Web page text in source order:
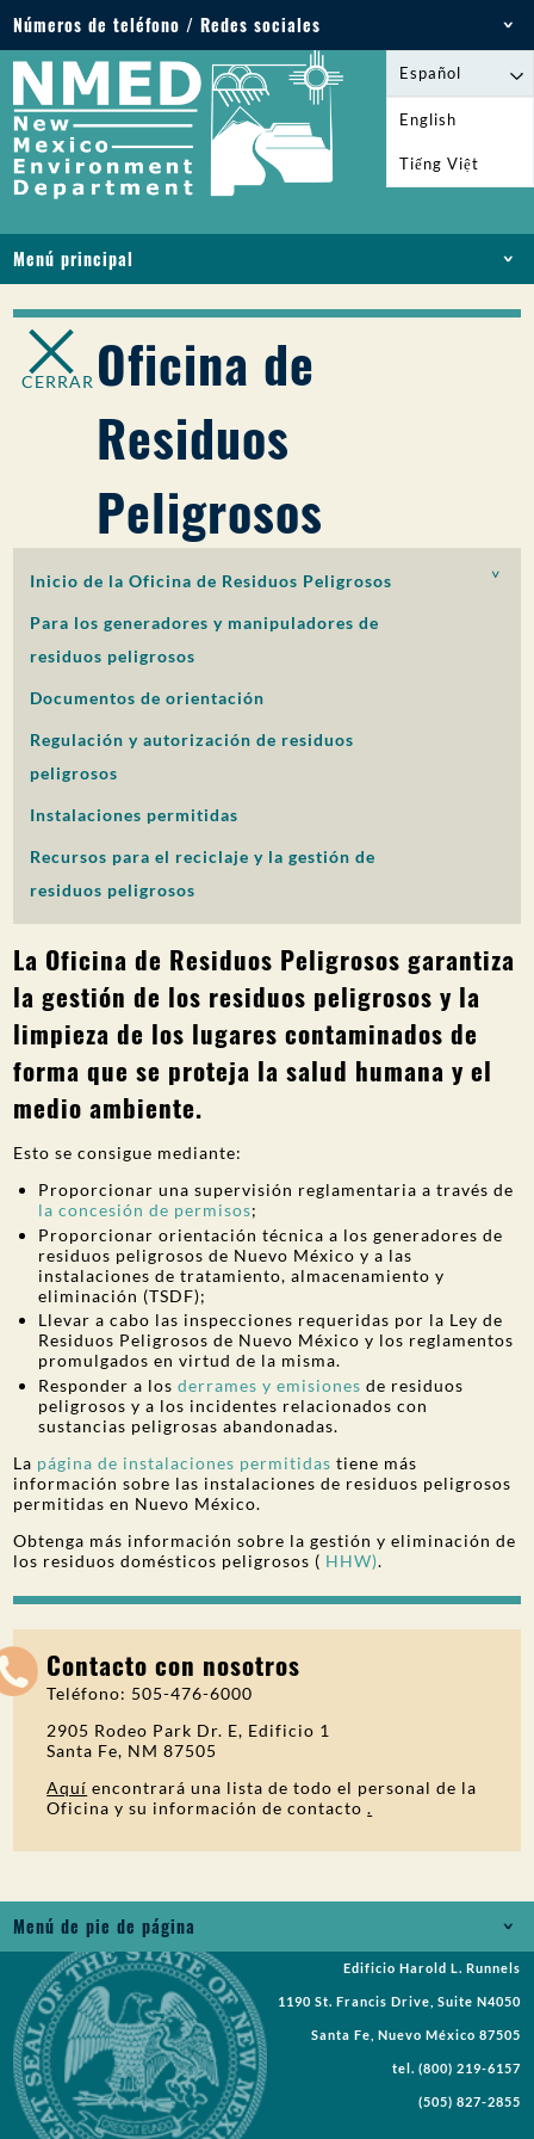
Números de teléfono / Redes sociales
Teléfono: 505-827-2855
1-800-219-6157
Emergencias medioambientales: 505-827-9329
(24 horas)
Español
English
Tiếng Việt
Menú principal
ACERCA DE
LICENCIAS Y PERMISOS
PFAS EN NM
FINANCIACIÓN
SERVICIOS EN LÍNEA
BIBLIOTECA
CERRAR Oficina de
Residuos
Peligrosos
Inicio de la Oficina de Residuos Peligrosos
Para los generadores y manipuladores de
residuos peligrosos
Documentos de orientación
Regulación y autorización de residuos
peligrosos
Instalaciones permitidas
Recursos para el reciclaje y la gestión de
residuos peligrosos
La Oficina de Residuos Peligrosos garantiza
la gestión de los residuos peligrosos y la
limpieza de los lugares contaminados de
forma que se proteja la salud humana y el
medio ambiente.
Esto se consigue mediante:
Proporcionar una supervisión reglamentaria a través de
la concesión de permisos;
Proporcionar orientación técnica a los generadores de
residuos peligrosos de Nuevo México y a las
instalaciones de tratamiento, almacenamiento y
eliminación (TSDF);
Llevar a cabo las inspecciones requeridas por la Ley de
Residuos Peligrosos de Nuevo México y los reglamentos
promulgados en virtud de la misma.
Responder a losderrames y emisiones de residuos
peligrosos y a los incidentes relacionados con
sustancias peligrosas abandonadas.
La página de instalaciones permitidas tiene más
información sobre las instalaciones de residuos peligrosos
permitidas en Nuevo México.
Obtenga más información sobre la gestión y eliminación de
los residuos domésticos peligrosos ( HHW).
Contacto con nosotros
Teléfono: 505-476-6000
2905 Rodeo Park Dr. E, Edificio 1
Santa Fe, NM 87505
Aquí encontrará una lista de todo el personal de la
Oficina y su información de contacto.
Menú de pie de página
Empleos
Solicitud de registros
Solicitudes de propuestas
Solicitar una reunión
Edificio Harold L. Runnels
1190 St. Francis Drive, Suite N4050
Santa Fe, Nuevo México 87505
tel. (800) 219-6157
(505) 827-2855